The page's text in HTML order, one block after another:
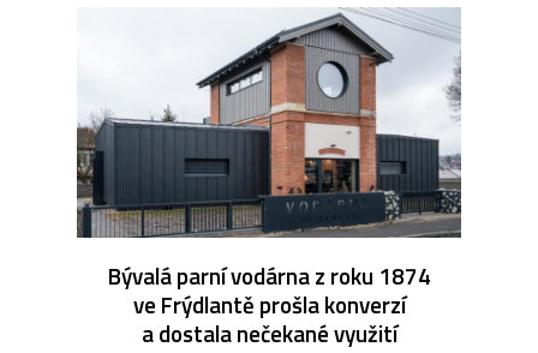
Bývalá parní vodárna z roku 1874
ve Frýdlantě prošla konverzí
a dostala nečekané využití